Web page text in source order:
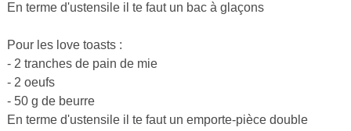
En terme d'ustensile il te faut un bac à glaçons
Pour les love toasts :
- 2 tranches de pain de mie
- 2 oeufs
- 50 g de beurre
En terme d'ustensile il te faut un emporte-pièce double